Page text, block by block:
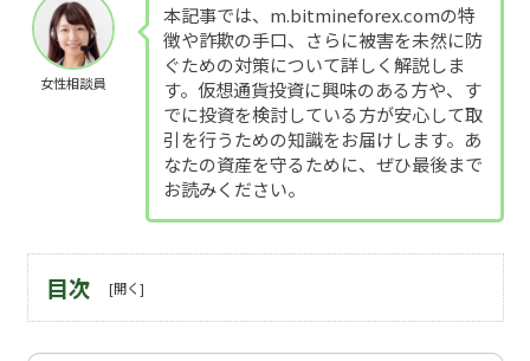
女性相談員
本記事では、m.bitmineforex.comの特
徴や詐欺の手口、さらに被害を未然に防
ぐための対策について詳しく解説しま
す。仮想通貨投資に興味のある方や、す
でに投資を検討している方が安心して取
引を行うための知識をお届けします。あ
なたの資産を守るために、ぜひ最後まで
お読みください。
目次